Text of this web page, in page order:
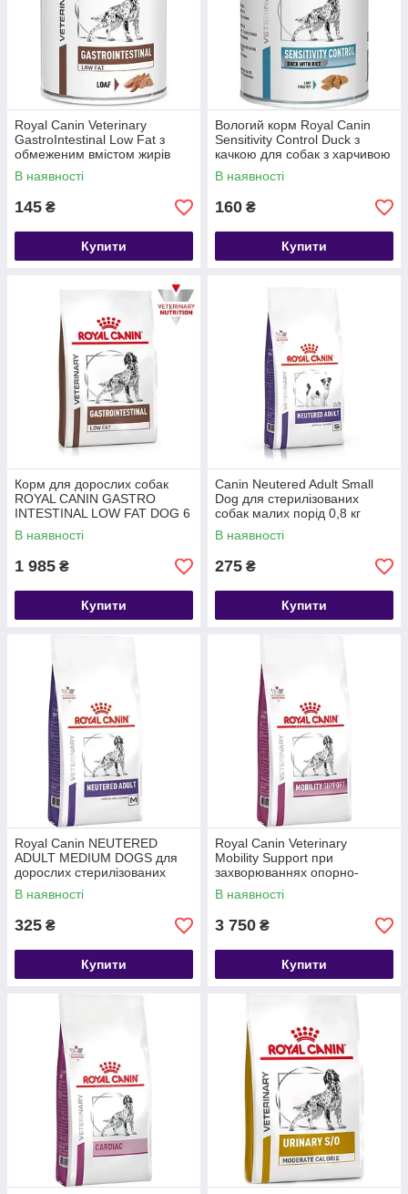
Royal Canin Veterinary
GastroIntestinal Low Fat з
обмеженим вмістом жирів
при порушеннях травлення у
собак (паштет) 1 шт 420 г
В наявності
145 ₴
Купити
Вологий корм Royal Canin
Sensitivity Control Duck з
качкою для собак з харчивою
алергією 1 шт 410 г
В наявності
160 ₴
Купити
Корм для дорослих собак
ROYAL CANIN GASTRO
INTESTINAL LOW FAT DOG 6
кг
В наявності
1 985 ₴
Купити
Canin Neutered Adult Small
Dog для стерилізованих
собак малих порід 0,8 кг
В наявності
275 ₴
Купити
Royal Canin NEUTERED
ADULT MEDIUM DOGS для
дорослих стерилізованих
собак Середніх порід 1 кг
В наявності
325 ₴
Купити
Royal Canin Veterinary
Mobility Support при
захворюваннях опорно-
рухового апарату 12 кг
В наявності
3 750 ₴
Купити